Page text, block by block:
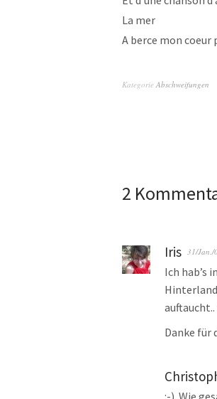
La mer
A berce mon coeur
Kategorie Abschweifungen
2
Iris 31/Jan./
Ich hab’s
Danke für
:-). Wie